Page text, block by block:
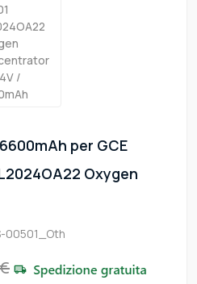
per GCE
Oxygen
00501_Oth